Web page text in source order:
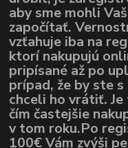
aby sme mohli
započítať.
vzťahuje iba na
ktorí nakupujú
pripísané až po
prípad, že by ste
chceli ho vrátiť.
čím častejšie
v tom roku.Po
100€ Vám zvýši